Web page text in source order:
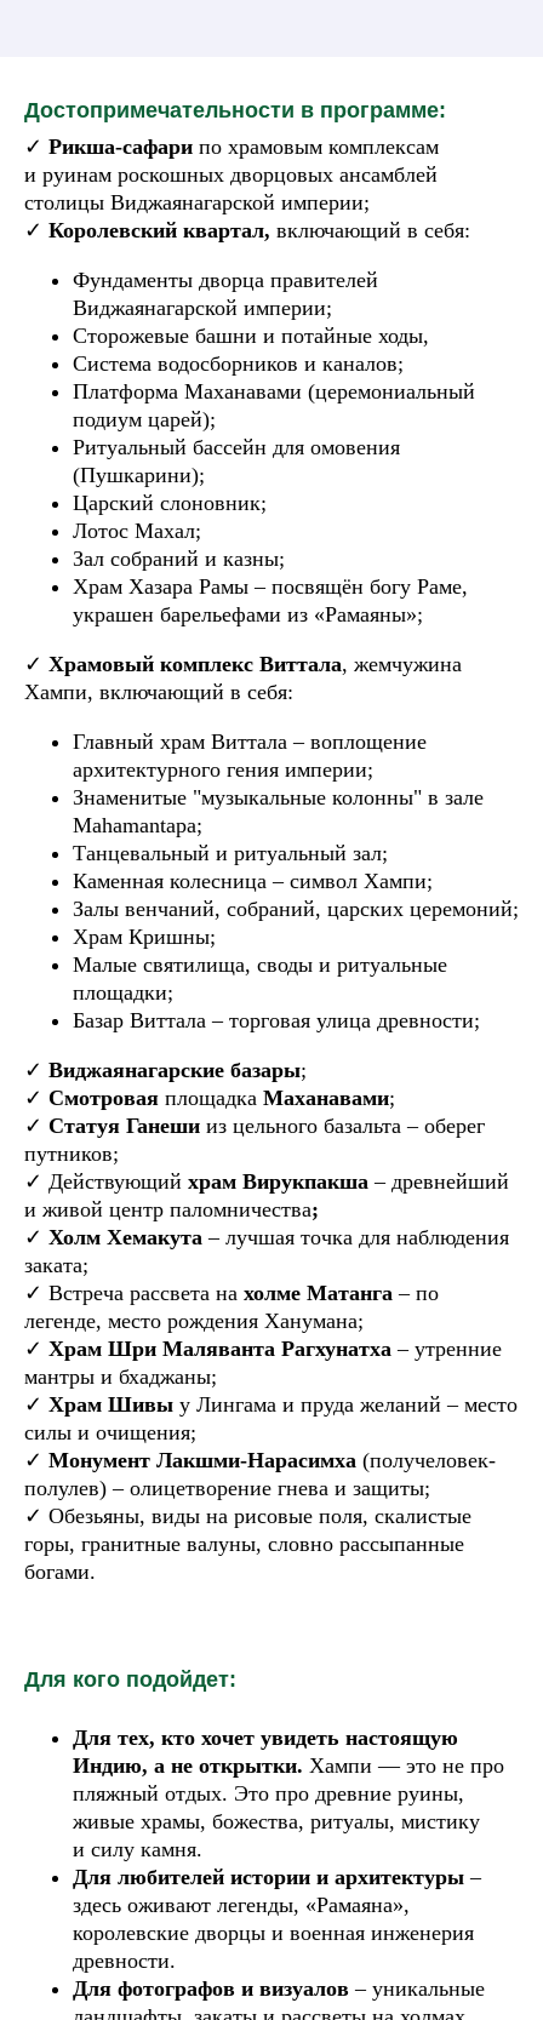
Достопримечательности в программе:
✓ Рикша-сафари по храмовым комплексам
и руинам роскошных дворцовых ансамблей
столицы Виджаянагарской империи;
✓ Королевский квартал, включающий в себя:
Фундаменты дворца правителей
Виджаянагарской империи;
Сторожевые башни и потайные ходы,
Система водосборников и каналов;
Платформа Маханавами (церемониальный
подиум царей);
Ритуальный бассейн для омовения
(Пушкарини);
Царский слоновник;
Лотос Махал;
Зал собраний и казны;
Храм Хазара Рамы – посвящён богу Раме,
украшен барельефами из «Рамаяны»;
✓ Храмовый комплекс Виттала, жемчужина
Хампи, включающий в себя:
Главный храм Виттала – воплощение
архитектурного гения империи;
Знаменитые "музыкальные колонны" в зале
Mahamantapa;
Танцевальный и ритуальный зал;
Каменная колесница – символ Хампи;
Залы венчаний, собраний, царских церемоний;
Храм Кришны;
Малые святилища, своды и ритуальные
площадки;
Базар Виттала – торговая улица древности;
✓ Виджаянагарские базары;
✓ Смотровая площадка Маханавами;
✓ Статуя Ганеши из цельного базальта – оберег
путников;
✓ Действующий храм Вирукпакша – древнейший
и живой центр паломничества;
✓ Холм Хемакута– лучшая точка для наблюдения
заката;
✓ Встреча рассвета на холме Матанга – по
легенде, место рождения Ханумана;
✓ Храм Шри Маляванта Рагхунатха– утренние
мантры и бхаджаны;
✓ Храм Шивы у Лингама и пруда желаний – место
силы и очищения;
✓ Монумент Лакшми-Нарасимха (получеловек-
полулев) – олицетворение гнева и защиты;
✓ Обезьяны, виды на рисовые поля, скалистые
горы, гранитные валуны, словно рассыпанные
богами.
Для кого подойдет:
Для тех, кто хочет увидеть настоящую
Индию, а не открытки. Хампи — это не про
пляжный отдых. Это про древние руины,
живые храмы, божества, ритуалы, мистику
и силу камня.
Для любителей истории и архитектуры –
здесь оживают легенды, «Рамаяна»,
королевские дворцы и военная инженерия
древности.
Для фотографов и визуалов – уникальные